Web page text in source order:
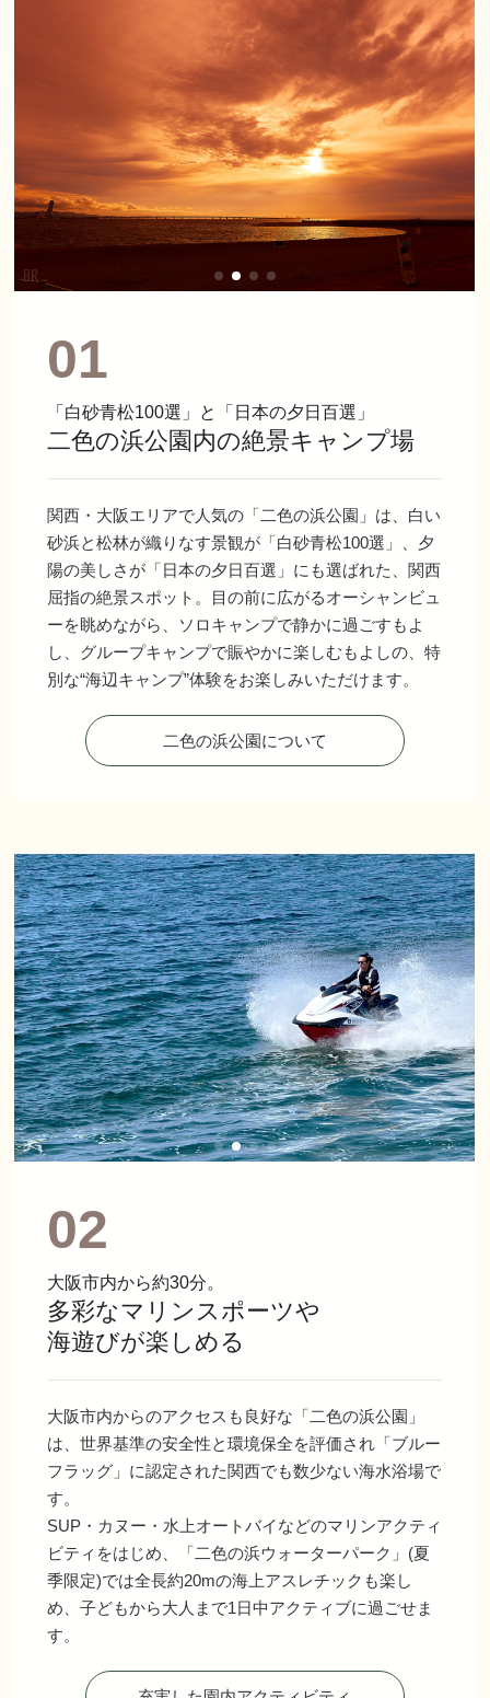
01
「白砂青松100選」と「日本の夕日百選」
二色の浜公園内の絶景キャンプ場
関西・大阪エリアで人気の「二色の浜公園」は、白い
砂浜と松林が織りなす景観が「白砂青松100選」、夕
陽の美しさが「日本の夕日百選」にも選ばれた、関西
屈指の絶景スポット。目の前に広がるオーシャンビュ
ーを眺めながら、ソロキャンプで静かに過ごすもよ
し、グループキャンプで賑やかに楽しむもよしの、特
別な“海辺キャンプ”体験をお楽しみいただけます。
二色の浜公園について
02
大阪市内から約30分。
多彩なマリンスポーツや
海遊びが楽しめる
大阪市内からのアクセスも良好な「二色の浜公園」
は、世界基準の安全性と環境保全を評価され「ブルー
フラッグ」に認定された関西でも数少ない海水浴場で
す。
SUP・カヌー・水上オートバイなどのマリンアクティ
ビティをはじめ、「二色の浜ウォーターパーク」(夏
季限定)では全長約20mの海上アスレチックも楽し
め、子どもから大人まで1日中アクティブに過ごせま
す。